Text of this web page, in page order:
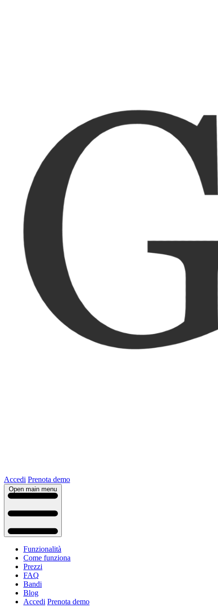
Accedi Prenota demo
Open main menu
Funzionalità
Come funziona
Prezzi
FAQ
Bandi
Blog
Accedi Prenota demo